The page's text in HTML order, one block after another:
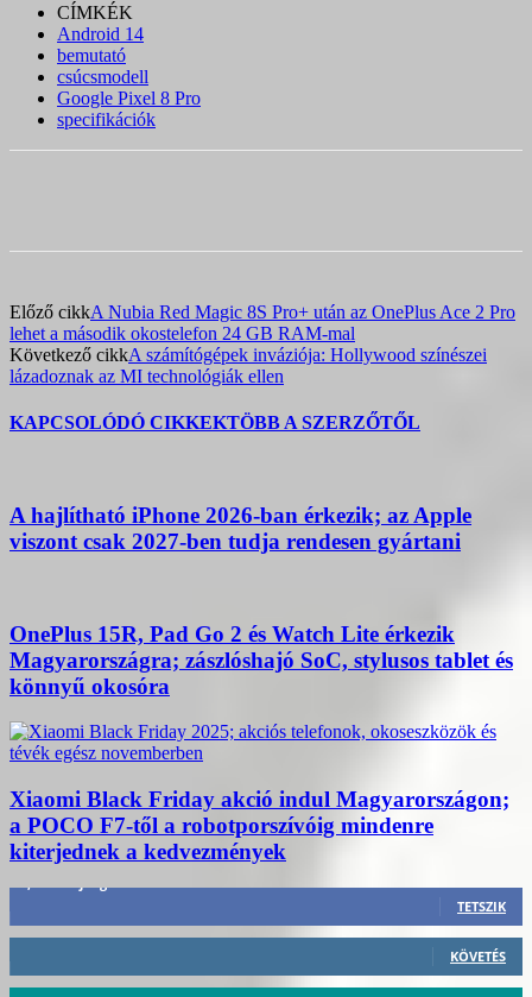
CÍMKÉK
Android 14
bemutató
csúcsmodell
Google Pixel 8 Pro
specifikációk
Előző cikkA Nubia Red Magic 8S Pro+ után az OnePlus Ace 2 Pro
lehet a második okostelefon 24 GB RAM-mal
Következő cikkA számítógépek inváziója: Hollywood színészei
lázadoznak az MI technológiák ellen
KAPCSOLÓDÓ CIKKEKTÖBB A SZERZŐTŐL
A hajlítható iPhone 2026-ban érkezik; az Apple
viszont csak 2027-ben tudja rendesen gyártani
OnePlus 15R, Pad Go 2 és Watch Lite érkezik
Magyarországra; zászlóshajó SoC, stylusos tablet és
könnyű okosóra
Xiaomi Black Friday akció indul Magyarországon;
a POCO F7-től a robotporszívóig mindenre
kiterjednek a kedvezmények
TETSZIK
412 Követő
KÖVETÉS
59 Követő